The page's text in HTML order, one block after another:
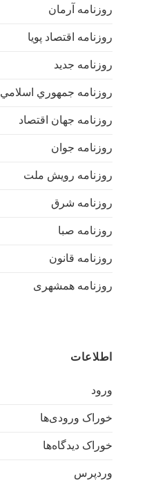
روزنامه آرمان
روزنامه اقتصاد پویا
روزنامه جدید
روزنامه جمهوري اسلامي
روزنامه جهان اقتصاد
روزنامه جوان
روزنامه رویش ملت
روزنامه شرق
روزنامه صبا
روزنامه قانون
روزنامه همشهری
اطلاعات
ورود
خوراک ورودی‌ها
خوراک دیدگاه‌ها
وردپرس